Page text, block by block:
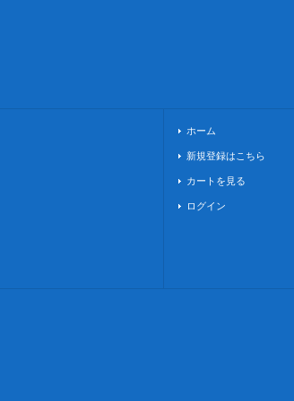
ホーム
新規登録はこちら
カートを見る
ログイン